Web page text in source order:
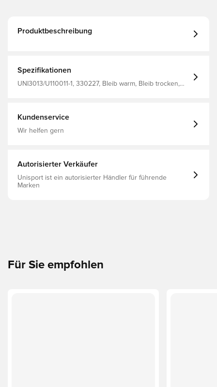
Produktbeschreibung
Spezifikationen
UNI3013/U110011-1, 330227, Bleib warm, Bleib trocken,
Kundenservice
Wir helfen gern
Autorisierter Verkäufer
Unisport ist ein autorisierter Händler für führende
Marken
Für Sie empfohlen